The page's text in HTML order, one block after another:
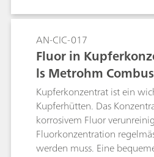
AN-CIC-017
Fluor in
ls Metrohm
Kupferkonzentrat ist ein
Kupferhütten. Das
korrosivem Fluor
Fluorkonzentration
werden muss. Eine